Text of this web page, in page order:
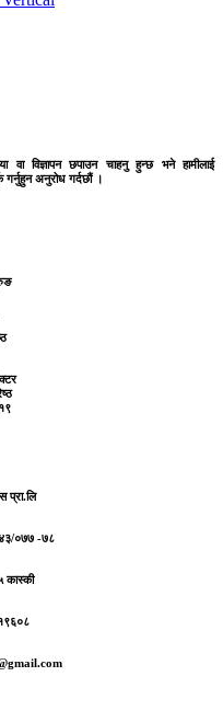
वा विज्ञापन छपाउन चाहनु हुन्छ भने हामीलाई
अनुरोध गर्दछौं ।
प्रा.लि
०७७ -७८
कास्की